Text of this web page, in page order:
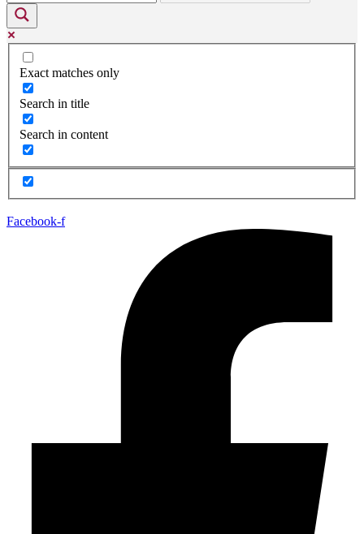
Exact matches only
Search in title
Search in content
Facebook-f